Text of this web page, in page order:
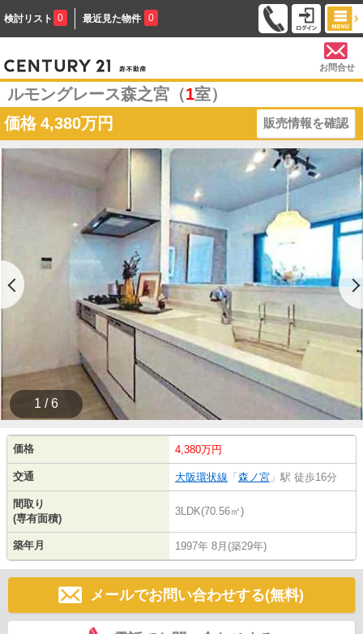
検討リスト 0 最近見た物件 0
お問合せ
ルモングレース森之宮（1室）
価格 4,380万円 販売情報を確認
1 / 6
価格 4,380万円
交通 大阪環状線 「 森ノ宮 」駅 徒歩16分
間取り
(専有面積)
3LDK(70.56㎡)
築年月 1997年 8月(築29年)
メールでお問い合わせする(無料)